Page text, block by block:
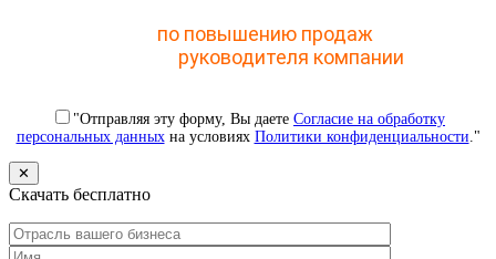
по повышению продаж
руководителя компании
"Отправляя эту форму, Вы даете Согласие на обработку
персональных данныхна условиях Политики конфиденциальности."
✕
Скачать бесплатно